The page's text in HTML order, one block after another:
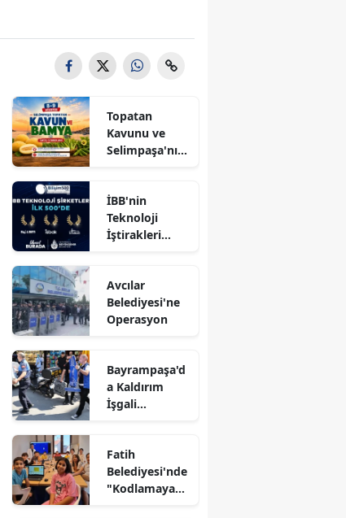
Topatan
Kavunu ve
Selimpaşa'nın
Vatandaşlarla
Buluşuyor
İBB'nin
Teknoloji
İştirakleri
Avcılar
Belediyesi'ne
Operasyon
Bayrampaşa'd
a Kaldırım
İşgali
Fatih
Belediyesi'nde
"Kodlamaya